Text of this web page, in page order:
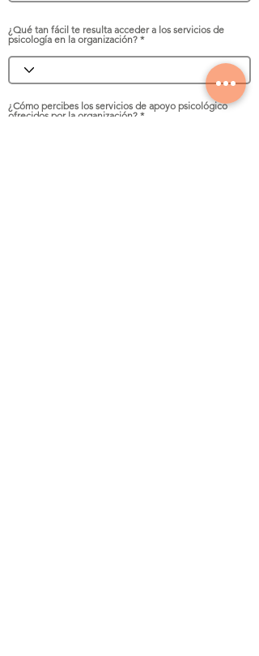
¿Qué tan fácil te resulta acceder a los servicios de
psicología en la organización?
¿Cómo percibes los servicios de apoyo psicológico
ofrecidos por la organización?